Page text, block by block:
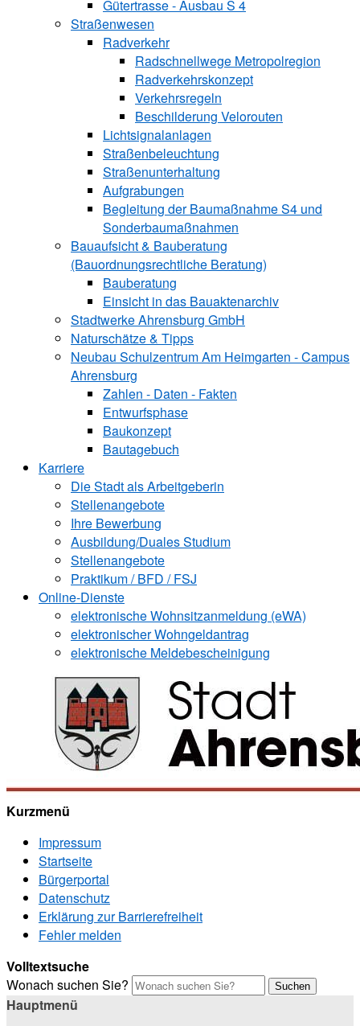
Gütertrasse - Ausbau S 4
Straßenwesen
Radverkehr
Radschnellwege Metropolregion
Radverkehrskonzept
Verkehrsregeln
Beschilderung Velorouten
Lichtsignalanlagen
Straßenbeleuchtung
Straßenunterhaltung
Aufgrabungen
Begleitung der Baumaßnahme S4 und
Sonderbaumaßnahmen
Bauaufsicht & ­Bauberatung
(Bauordnungsrechtliche Beratung)
Bauberatung
Einsicht in das Bauaktenarchiv
Stadtwerke ­Ahrensburg GmbH
Naturschätze & Tipps
Neubau Schulzentrum Am Heimgarten - Campus
Ahrensburg
Zahlen - Daten - Fakten
Entwurfsphase
Baukonzept
Bautagebuch
Karriere
Die Stadt als Arbeitgeberin
Stellenangebote
Ihre Bewerbung
Ausbildung/Duales Studium
Stellenangebote
Praktikum / BFD / FSJ
Online-Dienste
elektronische Wohnsitzanmeldung (eWA)
elektronischer Wohngeldantrag
elektronische Meldebescheinigung
Kurzmenü
Impressum
Startseite
Bürgerportal
Datenschutz
Erklärung zur Barrierefreiheit
Fehler melden
Volltextsuche
Wonach suchen Sie?
Suchen
Hauptmenü